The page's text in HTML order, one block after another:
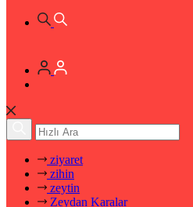
ziyaret
zihin
zeytin
Zeydan Karalar